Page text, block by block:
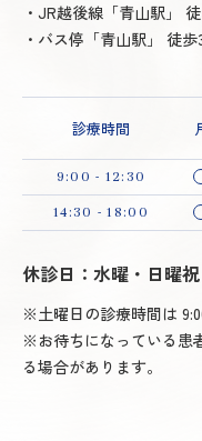
・JR越後線「青山駅」
・バス停「青山駅」 徒歩
診療時間
9:00 - 12:30
14:30 - 18:00
休診日：水曜・日曜祝
※土曜日の診療時間は
※お待ちになっている患
る場合があります。